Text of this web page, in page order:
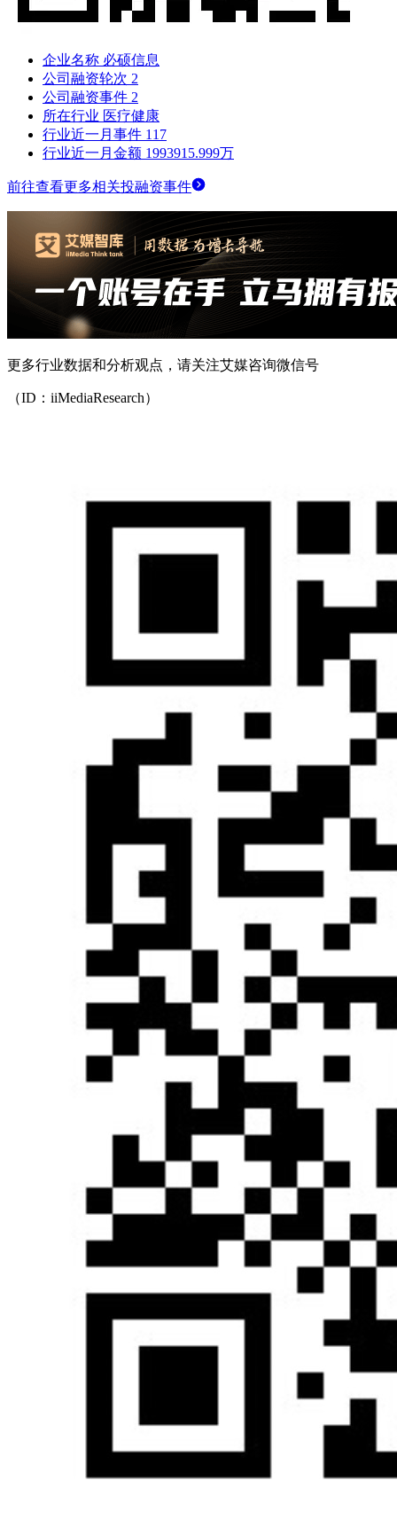
企业名称 必硕信息
公司融资轮次 2
公司融资事件 2
所在行业 医疗健康
行业近一月事件 117
行业近一月金额 1993915.999万
前往查看更多相关投融资事件
更多行业数据和分析观点，请关注艾媒咨询微信号
（ID：iiMediaResearch）